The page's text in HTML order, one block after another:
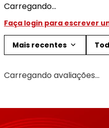
Carregando…
Faça login para escrever
Mais recentes
Carregando avaliações…